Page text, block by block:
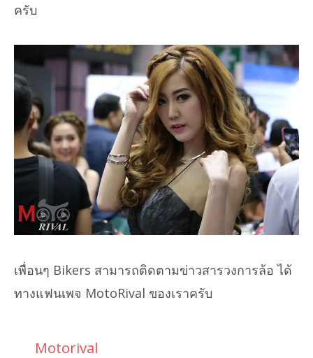
ครับ
เพื่อนๆ Bikers สามารถติดตามข่าวสารวงการล้อ ได้
ทางแฟนเพจ MotoRival ของเราครับ
Motorival